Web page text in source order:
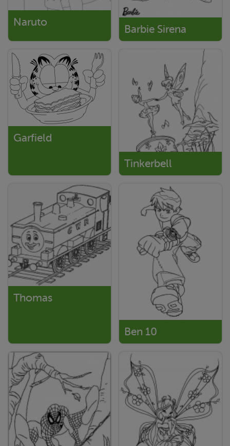
Naruto
Barbie Sirena
Garfield
Tinkerbell
Thomas
Ben 10